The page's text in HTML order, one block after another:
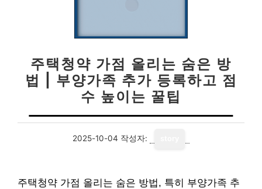
주택청약 가점 올리는 숨은 방
법 | 부양가족 추가 등록하고 점
수 높이는 꿀팁
2025-10-04 작성자:
주택청약 가점 올리는 숨은 방법, 특히 부양가족 추